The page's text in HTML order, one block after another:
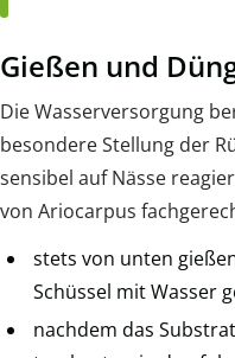
Gießen und
Die Wasserversorgung
besondere Stellung der
sensibel auf Nässe
von Ariocarpus
stets von unten
Schüssel mit Wasser
nachdem das